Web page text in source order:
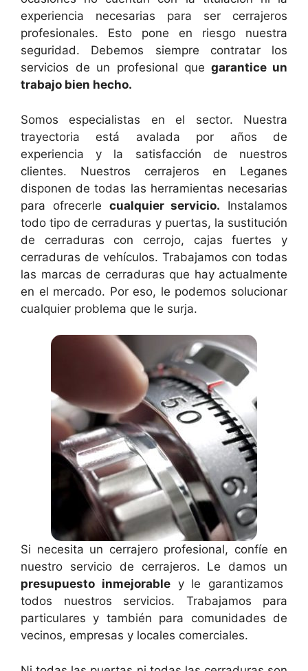
experiencia necesarias para ser cerrajeros
profesionales. Esto pone en riesgo nuestra
seguridad. Debemos siempre contratar los
servicios de un profesional que garantice un
trabajo bien hecho.
Somos especialistas en el sector. Nuestra
trayectoria está avalada por años de
experiencia y la satisfacción de nuestros
clientes. Nuestros cerrajeros en Leganes
disponen de todas las herramientas necesarias
para ofrecerle cualquier servicio. Instalamos
todo tipo de cerraduras y puertas, la sustitución
de cerraduras con cerrojo, cajas fuertes y
cerraduras de vehículos. Trabajamos con todas
las marcas de cerraduras que hay actualmente
en el mercado. Por eso, le podemos solucionar
cualquier problema que le surja.
Si necesita un cerrajero profesional, confíe en
nuestro servicio de cerrajeros. Le damos un
presupuesto inmejorabley le garantizamos
todos nuestros servicios. Trabajamos para
particulares y también para comunidades de
vecinos, empresas y locales comerciales.